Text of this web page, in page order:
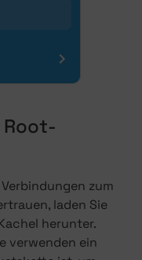
zum
laden Sie
herunter.
verwenden ein